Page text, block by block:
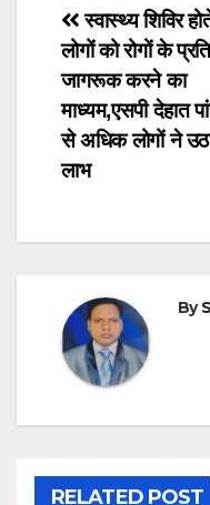
Post
स्वास्थ्य शिविर
लोगों को रोगों के
जागरूक करने का
माध्यम,एसपी देहात
से अधिक लोगों ने
लाभ
By
RELATED POST